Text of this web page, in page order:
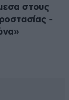
στους
-